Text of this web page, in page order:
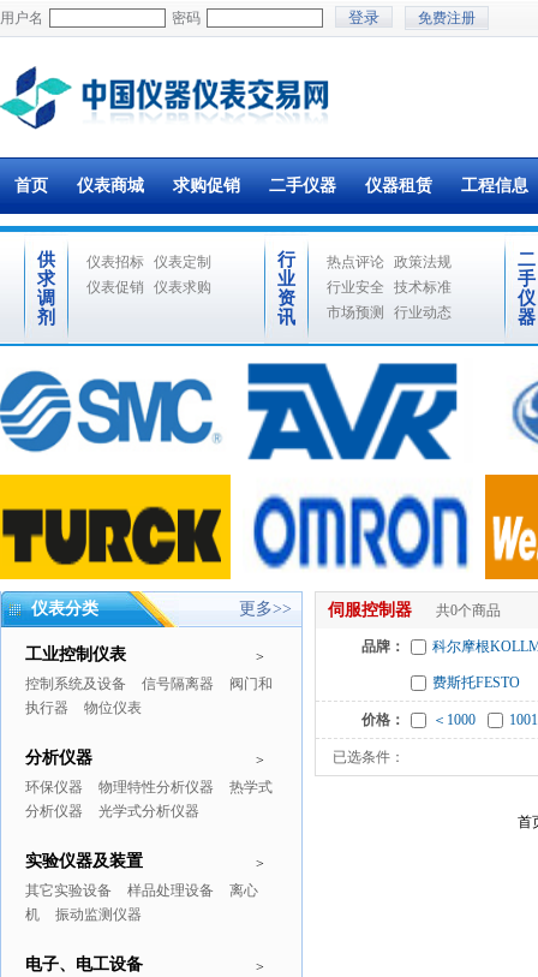
用户名 密码 免费注册
首页 仪表商城 求购促销 二手仪器 仪器租赁 工程信息
供
求
调
剂
仪表招标 仪表定制
仪表促销
仪表求购
行
业
资
讯
热点评论 政策法规
行业安全
技术标准
市场预测
行业动态
二
手
仪
器
仪表分类 更多>>
>
工业控制仪表
控制系统及设备 信号隔离器
阀门和
执行器
物位仪表
>
分析仪器
环保仪器 物理特性分析仪器
热学式
分析仪器
光学式分析仪器
>
实验仪器及装置
其它实验设备 样品处理设备
离心
机
振动监测仪器
>
电子、电工设备
伺服控制器 共0个商品
品牌： 科尔摩根
费斯托FESTO
价格： ＜1000
已选条件：
首